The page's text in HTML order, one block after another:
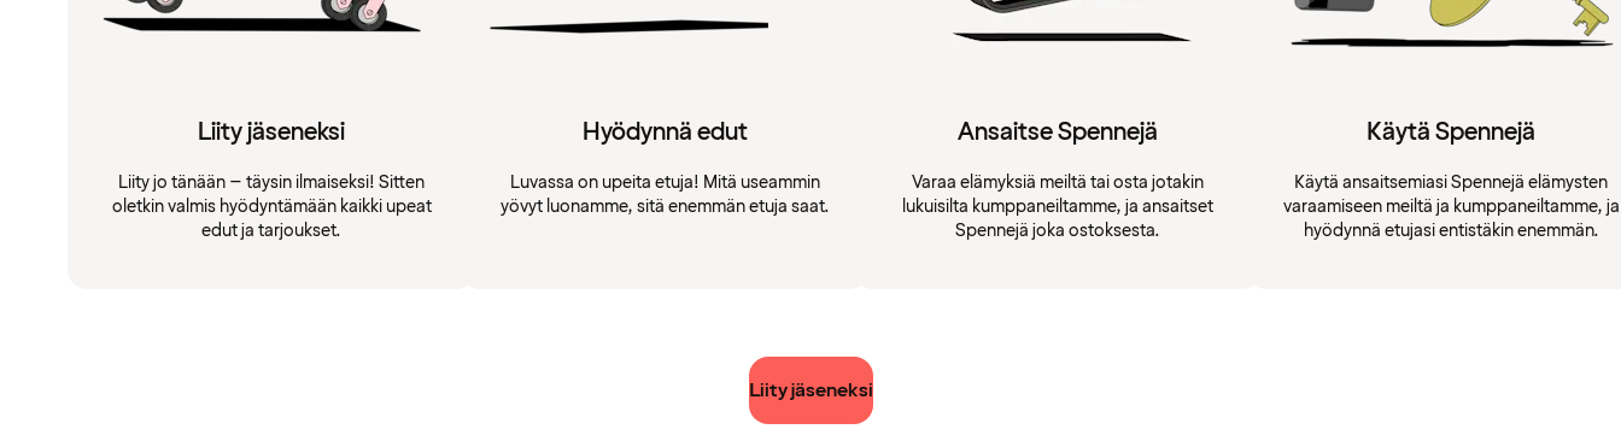
Liity jäseneksi
Liity jo tänään – täysin ilmaiseksi! Sitten
oletkin valmis hyödyntämään kaikki upeat
edut ja tarjoukset.
Hyödynnä edut
Luvassa on upeita etuja! Mitä useammin
yövyt luonamme, sitä enemmän etuja saat.
Ansaitse Spennejä
Varaa elämyksiä meiltä tai osta jotakin
lukuisilta kumppaneiltamme, ja ansaitset
Spennejä joka ostoksesta.
Käytä Spennejä
Käytä ansaitsemiasi Spennejä elämysten
varaamiseen meiltä ja kumppaneiltamme, ja
hyödynnä etujasi entistäkin enemmän.
Liity jäseneksi